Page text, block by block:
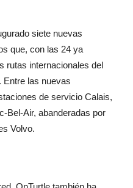
siete nuevas
que, con las 24 ya
rutas internacionales del
Entre las nuevas
de servicio Calais,
Bel-Air, abanderadas por
Volvo.